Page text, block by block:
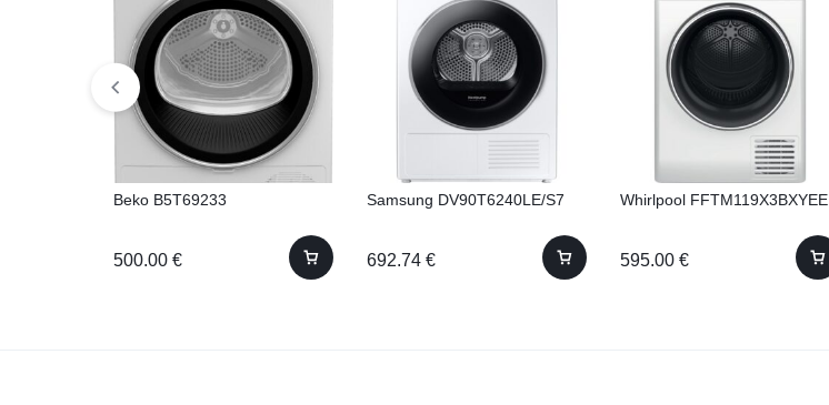
Beko B5T69233
500.00 €
Samsung DV90T6240LE/S7
692.74 €
Whirlpool FFTM119X3BXYEE
595.00 €